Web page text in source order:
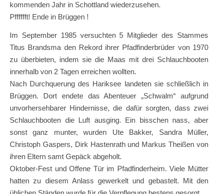
kommenden Jahr in Schottland wiederzusehen.
Pfffffft! Ende in Brüggen !
Im September 1985 versuchten 5 Mitglieder des Stammes
Titus Brandsma den Rekord ihrer Pfadfinderbrüder von 1970
zu überbieten, indem sie die Maas mit drei Schlauchbooten
innerhalb von 2 Tagen erreichen wollten.
Nach Durchquerung des Hariksee landeten sie schließlich in
Brüggen. Dort endete das Abenteuer „Schwalm“ aufgrund
unvorhersehbarer Hindernisse, die dafür sorgten, dass zwei
Schlauchbooten die Luft ausging. Ein bisschen nass, aber
sonst ganz munter, wurden Ute Bakker, Sandra Müller,
Christoph Gaspers, Dirk Hastenrath und Markus Theißen von
ihren Eltern samt Gepäck abgeholt.
Oktober-Fest und Offene Tür im Pfadfinderheim. Viele Mütter
hatten zu diesem Anlass gewerkelt und gebastelt. Mit den